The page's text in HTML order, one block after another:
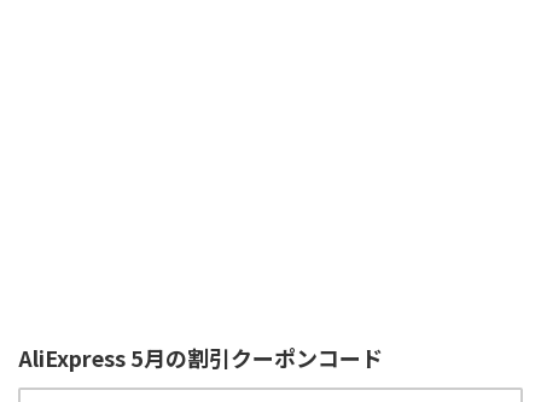
AliExpress 5月の割引クーポンコード